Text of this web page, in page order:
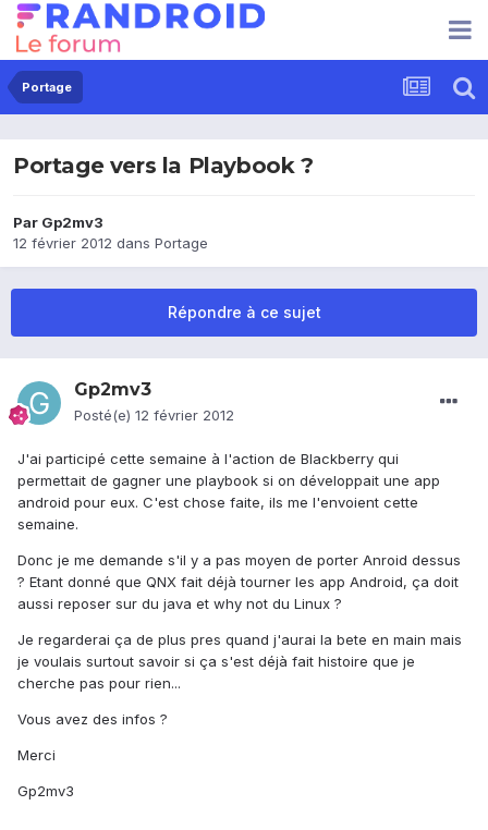
Portage
Portage vers la Playbook ?
Par Gp2mv3
12 février 2012 dans Portage
Répondre à ce sujet
Gp2mv3
Posté(e) 12 février 2012
J'ai participé cette semaine à l'action de Blackberry qui
permettait de gagner une playbook si on développait une app
android pour eux. C'est chose faite, ils me l'envoient cette
semaine.
Donc je me demande s'il y a pas moyen de porter Anroid dessus
? Etant donné que QNX fait déjà tourner les app Android, ça doit
aussi reposer sur du java et why not du Linux ?
Je regarderai ça de plus pres quand j'aurai la bete en main mais
je voulais surtout savoir si ça s'est déjà fait histoire que je
cherche pas pour rien...
Vous avez des infos ?
Merci
Gp2mv3